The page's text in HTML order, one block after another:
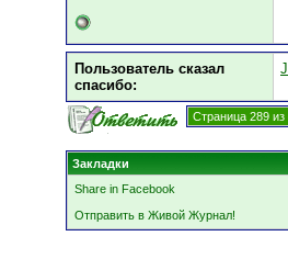
Пользователь сказал
cпасибо:
Страница 289 из
Закладки
Share in Facebook
Отправить в Живой Журнал!